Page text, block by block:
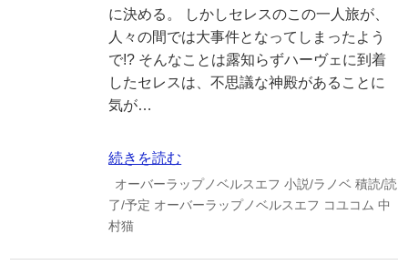
に決める。 しかしセレスのこの一人旅が、
人々の間では大事件となってしまったよう
で!? そんなことは露知らずハーヴェに到着
したセレスは、不思議な神殿があることに
気が…
続きを読む
オーバーラップノベルスエフ 小説/ラノベ 積読/読
了/予定 オーバーラップノベルスエフ コユコム 中
村猫